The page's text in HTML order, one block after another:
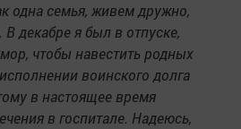
одна семья, живем дружно,
декабре я был в отпуске,
чтобы навестить родных
воинского долга
в настоящее время
в госпитале. Надеюсь,